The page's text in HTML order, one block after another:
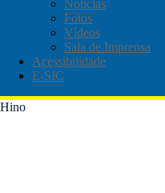
Noticias
Fotos
Vídeos
Sala de Imprensa
Acessibilidade
E-SIC
Hino